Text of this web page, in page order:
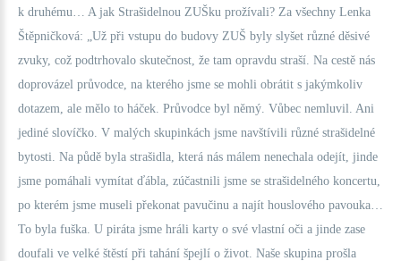
k druhému… A jak Strašidelnou ZUŠku prožívali? Za všechny Lenka
Štěpničková: „Už při vstupu do budovy ZUŠ byly slyšet různé děsivé
zvuky, což podtrhovalo skutečnost, že tam opravdu straší. Na cestě nás
doprovázel průvodce, na kterého jsme se mohli obrátit s jakýmkoliv
dotazem, ale mělo to háček. Průvodce byl němý. Vůbec nemluvil. Ani
jediné slovíčko. V malých skupinkách jsme navštívili různé strašidelné
bytosti. Na půdě byla strašidla, která nás málem nenechala odejít, jinde
jsme pomáhali vymítat ďábla, zúčastnili jsme se strašidelného koncertu,
po kterém jsme museli překonat pavučinu a najít houslového pavouka…
To byla fuška. U piráta jsme hráli karty o své vlastní oči a jinde zase
doufali ve velké štěstí při tahání špejlí o život. Naše skupina prošla